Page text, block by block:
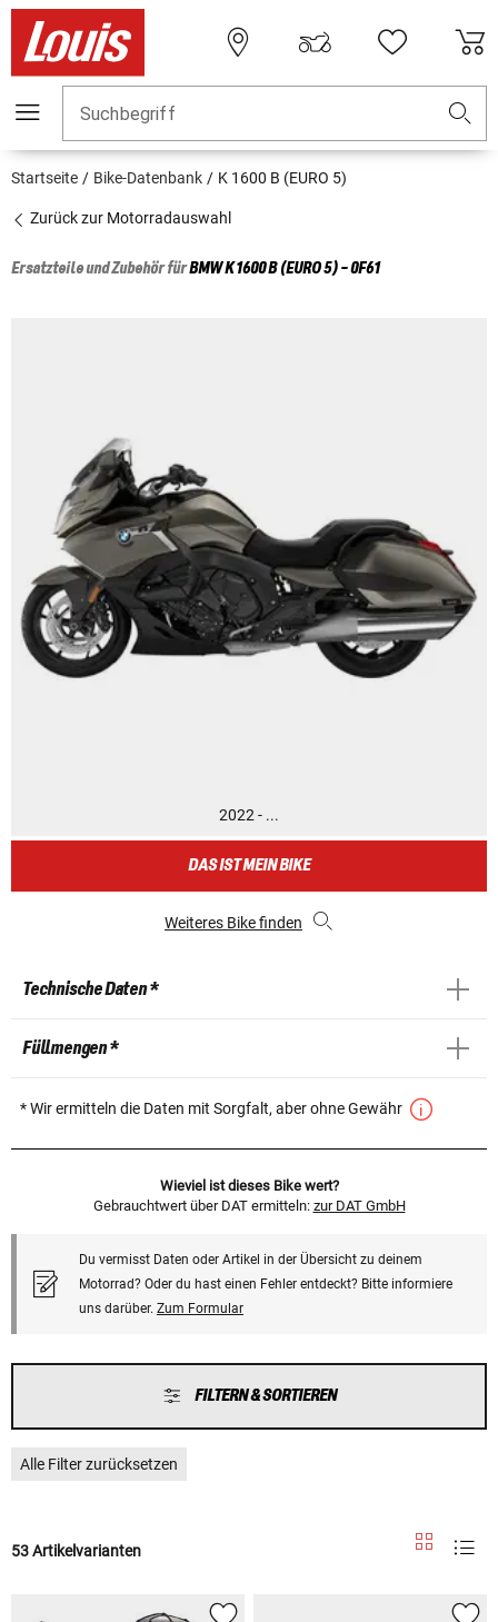
Suchbegriff
Startseite Bike-Datenbank K 1600 B (EURO 5)
Zurück zur Motorradauswahl
Ersatzteile und Zubehör fürBMWK 1600 B (EURO 5) - 0F61
2022 - ...
DAS IST MEIN BIKE
Weiteres Bike finden
Technische Daten *
Füllmengen *
* Wir ermitteln die Daten mit Sorgfalt, aber ohne Gewähr
Wieviel ist dieses Bike wert?
Gebrauchtwert über DAT ermitteln: zur DAT GmbH
Du vermisst Daten oder Artikel in der Übersicht zu deinem
Motorrad? Oder du hast einen Fehler entdeckt? Bitte informiere
uns darüber. Zum Formular
FILTERN & SORTIEREN
Alle Filter zurücksetzen
53 Artikelvarianten